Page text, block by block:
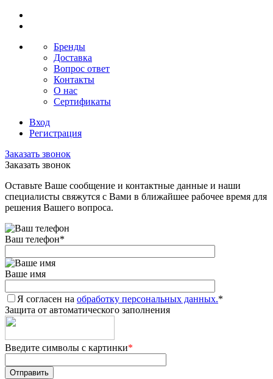
Бренды
Доставка
Вопрос ответ
Контакты
О нас
Сертификаты
Вход
Регистрация
Заказать звонок
Заказать звонок
Оставьте Ваше сообщение и контактные данные и наши
специалисты свяжутся с Вами в ближайшее рабочее время для
решения Вашего вопроса.
Ваш телефон*
Ваше имя
Я согласен на обработку персональных данных.*
Защита от автоматического заполнения
Введите символы с картинки*